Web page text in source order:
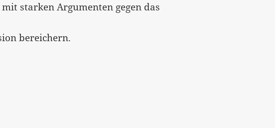
starken Argumenten gegen das
bereichern.